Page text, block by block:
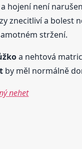
hojení není
znecitliví a bolest
stržení.
a nehtová
by měl normálně
nehet